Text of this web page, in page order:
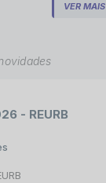
VER MAIS
- REURB